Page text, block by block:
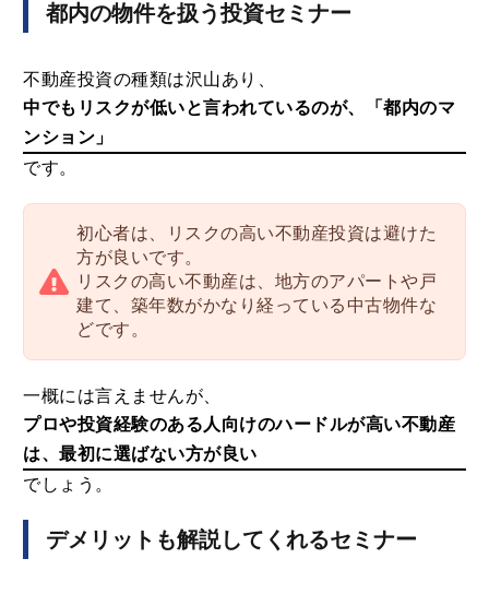
都内の物件を扱う投資セミナー
不動産投資の種類は沢山あり、
中でもリスクが低いと言われているのが、「都内のマ
ンション」
です。
初心者は、リスクの高い不動産投資は避けた
方が良いです。
リスクの高い不動産は、地方のアパートや戸
建て、築年数がかなり経っている中古物件な
どです。
一概には言えませんが、
プロや投資経験のある人向けのハードルが高い不動産
は、最初に選ばない方が良い
でしょう。
デメリットも解説してくれるセミナー